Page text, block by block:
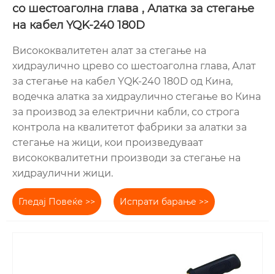
со шестоаголна глава , Алатка за стегање
на кабел YQK-240 180D
Висококвалитетен алат за стегање на
хидраулично црево со шестоаголна глава, Алат
за стегање на кабел YQK-240 180D од Кина,
водечка алатка за хидраулично стегање во Кина
за производ за електрични кабли, со строга
контрола на квалитетот фабрики за алатки за
стегање на жици, кои произведуваат
висококвалитетни производи за стегање на
хидраулични жици.
Гледај Повеќе >> Испрати барање >>